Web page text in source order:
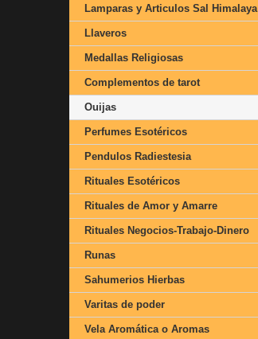
Lamparas y Articulos Sal Himalaya
Llaveros
Medallas Religiosas
Complementos de tarot
Ouijas
Perfumes Esotéricos
Pendulos Radiestesia
Rituales Esotéricos
Rituales de Amor y Amarre
Rituales Negocios-Trabajo-Dinero
Runas
Sahumerios Hierbas
Varitas de poder
Vela Aromática o Aromas